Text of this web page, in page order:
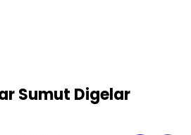
Sumut Digelar